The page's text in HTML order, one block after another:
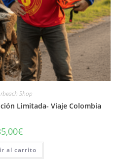
Shop
Limitada- Viaje Colombia
€
al carrito